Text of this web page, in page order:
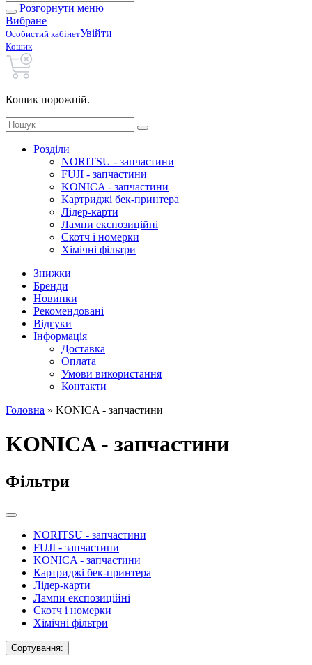
Розгорнути меню
Вибране
Особистий кабінетУвійти
Кошик
Кошик порожній.
Розділи
NORITSU - запчастини
FUJI - запчастини
KONICA - запчастини
Картриджі бек-принтера
Лідер-карти
Лампи експозиційні
Скотч і номерки
Хімічні фільтри
Знижки
Бренди
Новинки
Рекомендовані
Відгуки
Інформація
Доставка
Оплата
Умови використання
Контакти
Головна » KONICA - запчастини
KONICA - запчастини
Фільтри
NORITSU - запчастини
FUJI - запчастини
KONICA - запчастини
Картриджі бек-принтера
Лідер-карти
Лампи експозиційні
Скотч і номерки
Хімічні фільтри
Сортування: